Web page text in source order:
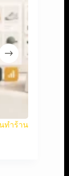
นทำร้าน